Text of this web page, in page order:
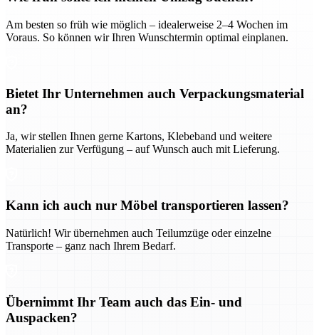
Am besten so früh wie möglich – idealerweise 2–4 Wochen im
Voraus. So können wir Ihren Wunschtermin optimal einplanen.
Bietet Ihr Unternehmen auch Verpackungsmaterial
an?
Ja, wir stellen Ihnen gerne Kartons, Klebeband und weitere
Materialien zur Verfügung – auf Wunsch auch mit Lieferung.
Kann ich auch nur Möbel transportieren lassen?
Natürlich! Wir übernehmen auch Teilumzüge oder einzelne
Transporte – ganz nach Ihrem Bedarf.
Übernimmt Ihr Team auch das Ein- und
Auspacken?